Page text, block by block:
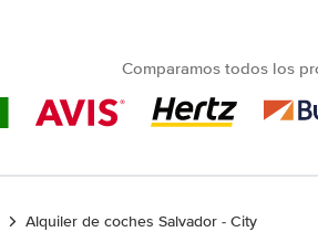
Comparamos todos los
Alquiler de coches Salvador - City